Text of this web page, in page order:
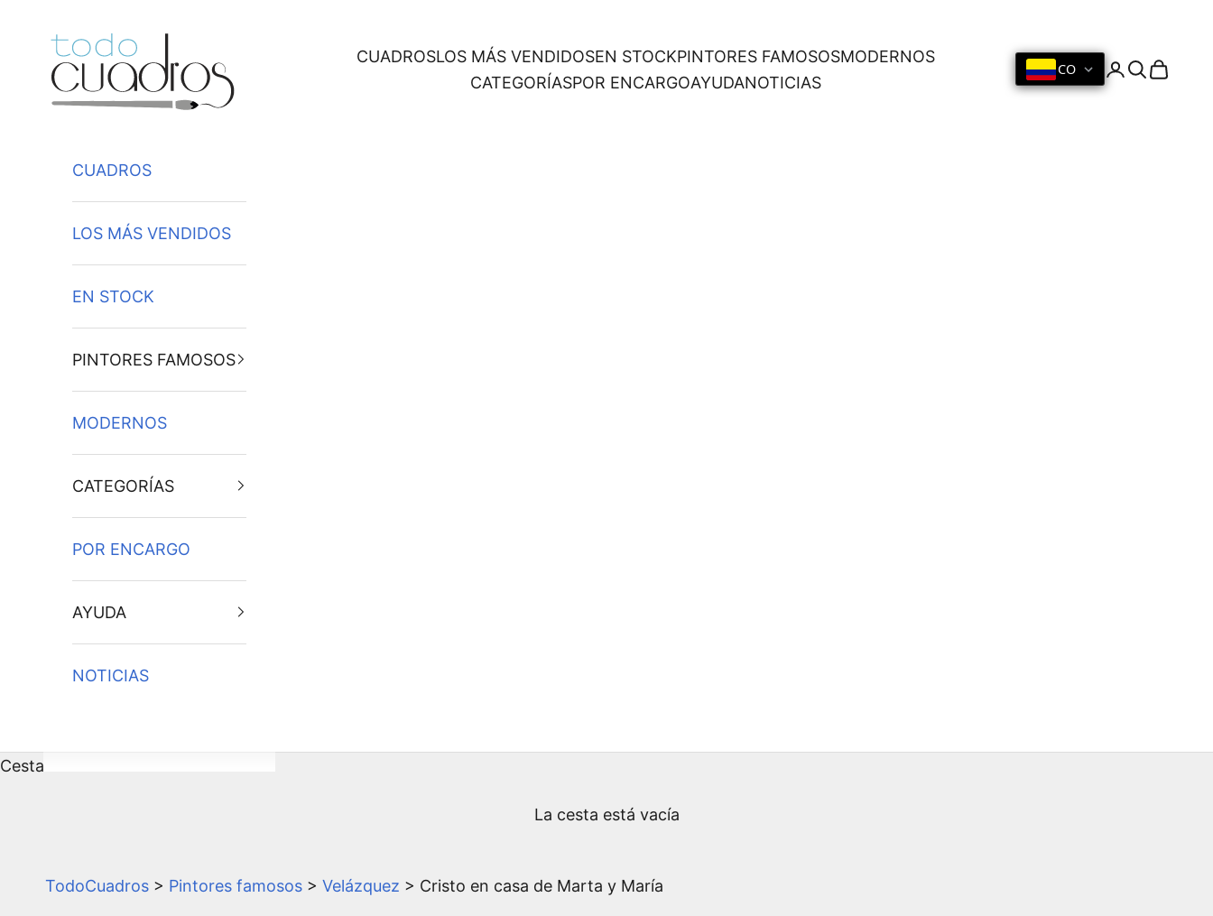
CUADROSLOS MÁS VENDIDOSEN STOCKPINTORES FAMOSOSMODERNOS
CATEGORÍASPOR ENCARGOAYUDANOTICIAS
CO Iniciar sesión
Buscar
Cesta
CUADROS
LOS MÁS VENDIDOS
EN STOCK
PINTORES FAMOSOS
MODERNOS
CATEGORÍAS
POR ENCARGO
AYUDA
NOTICIAS
Cesta
La cesta está vacía
TodoCuadros > Pintores famosos > Velázquez > Cristo en casa de Marta y María